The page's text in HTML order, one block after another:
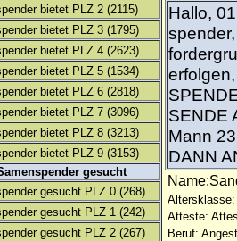
bietet PLZ 2 (2115)
bietet PLZ 3 (1795)
bietet PLZ 4 (2623)
bietet PLZ 5 (1534)
bietet PLZ 6 (2818)
bietet PLZ 7 (3096)
bietet PLZ 8 (3213)
bietet PLZ 9 (3153)
gesucht
gesucht PLZ 0 (268)
gesucht PLZ 1 (242)
gesucht PLZ 2 (267)
Hallo,
SENDE
Mann
DANN
Altersklasse:
Atteste:
Beruf: